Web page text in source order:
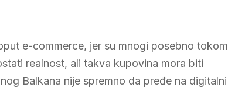
e-commerce, jer su mnogi posebno tokom
realnost, ali takva kupovina mora biti
Balkana nije spremno da pređe na digitalni